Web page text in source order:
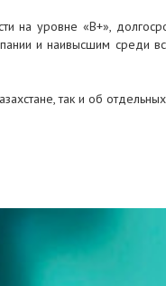
на уровне «В+»,
и наивысшим среди
так и об отдельных